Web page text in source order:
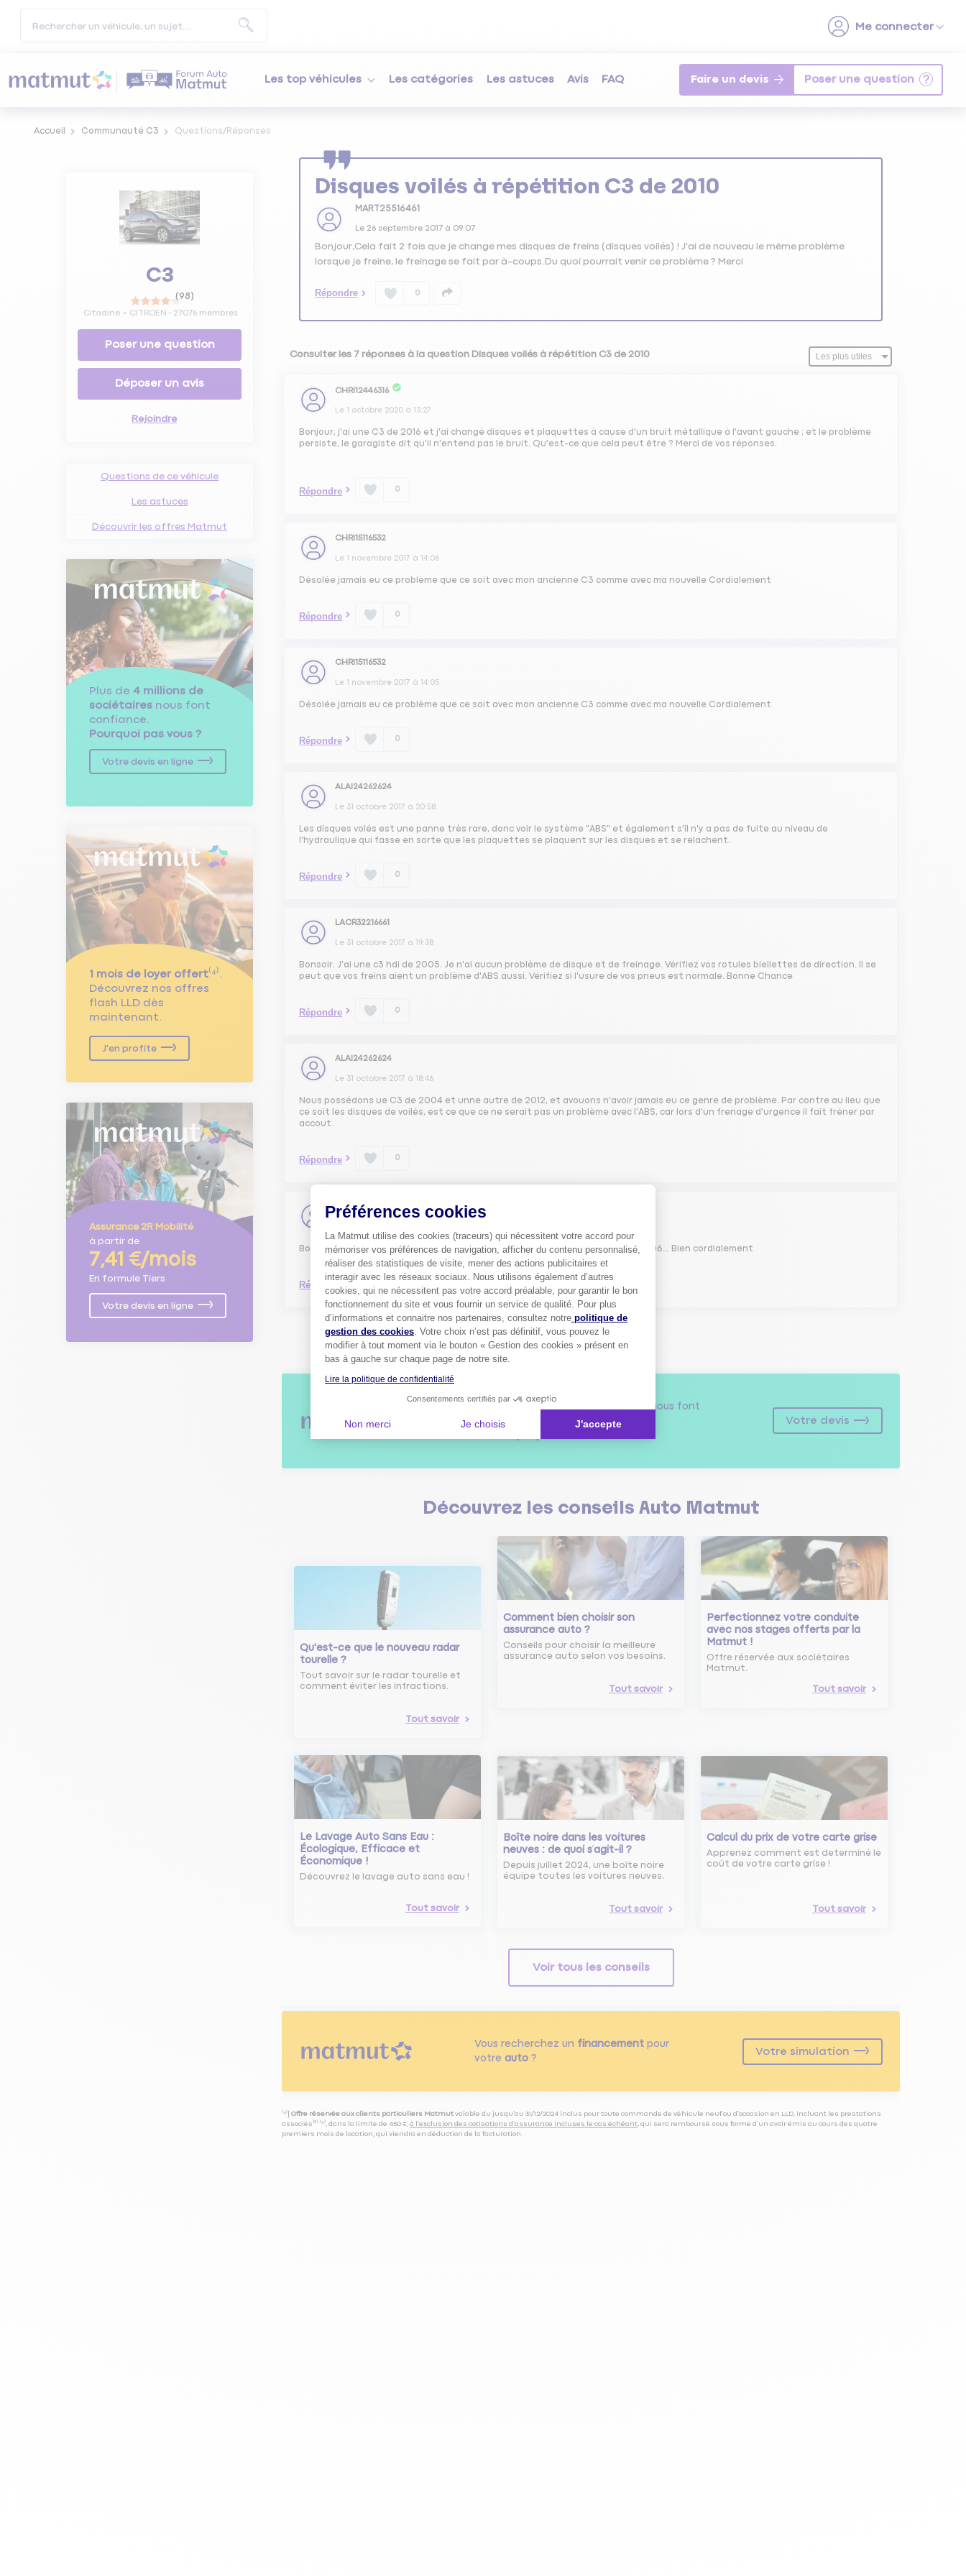
Les top véhicules Les catégories Les astuces Avis FAQ Faire un devis
Accueil Communauté C3 Questions/Réponses
C3
(98)
Citadine CITROEN - 27076membres
Poser une question
Déposer un avis
Rejoindre
Questions de ce véhicule
Les astuces
Découvrir les offres Matmut
Plus de 4 millions de
sociétaires nous font
confiance.
Pourquoi pas vous ?
Votre devis en ligne
1 mois de loyer offert⁽⁴⁾.
Découvrez nos offres
flash LLD dès
maintenant.
J'en profite
Assurance 2R Mobilité
à partir de
7,41 €/mois
En formule Tiers
Votre devis en ligne
Disques voilés à répétition C3 de 2010
MART25516461
Le 26 septembre 2017à 09:07
Bonjour,Cela fait 2 fois que je change mes disques de freins (disques voilés) ! J'ai de nouveau le même problème
lorsque je freine, le freinage se fait par à-coups.Du quoi pourrait venir ce problème ? Merci
Répondre 0
Consulter les 7 réponses à la question Disques voilés à répétition C3 de 2010
CHRI12446316
Le 1 octobre 2020 à 13:27
Bonjour, j'ai une C3 de 2016 et j'ai changé disques et plaquettes à cause d'un bruit métallique à l'avant gauche ; et le problème
persiste, le garagiste dit qu'il n'entend pas le bruit. Qu'est-ce que cela peut être ? Merci de vos réponses.
Répondre 0
CHRI15116532
Le 1 novembre 2017 à 14:06
Désolée jamais eu ce problème que ce soit avec mon ancienne C3 comme avec ma nouvelle Cordialement
Répondre 0
CHRI15116532
Le 1 novembre 2017 à 14:05
Désolée jamais eu ce problème que ce soit avec mon ancienne C3 comme avec ma nouvelle Cordialement
Répondre 0
ALAI24262624
Le 31 octobre 2017 à 20:58
Les disques volés est une panne très rare, donc voir le système "ABS" et également s'il n'y a pas de fuite au niveau de
l'hydraulique qui fasse en sorte que les plaquettes se plaquent sur les disques et se relachent.
Répondre 0
LACR32216661
Le 31 octobre 2017 à 19:38
Bonsoir. J'ai une c3 hdi de 2005. Je n'ai aucun problème de disque et de freinage. Vérifiez vos rotules biellettes de direction. Il se
peut que vos freins aient un problème d'ABS aussi. Vérifiez si l'usure de vos pneus est normale. Bonne Chance
Répondre 0
ALAI24262624
Le 31 octobre 2017 à 18:46
Nous possédons ue C3 de 2004 et unne autre de 2012, et avouons n'avoir jamais eu ce genre de problème. Par contre au lieu que
ce soit les disques de voilés, est ce que ce ne serait pas un problème avec l'ABS, car lors d'un frenage d'urgence il fait fréner par
accout.
Répondre 0
JY.T21612242
Bonjour Non je n ai pas rencontré ce soucis avec ma C3 essence 1.4 75cv de 2006... Bien cordialement
Répondre 0
Plus de 4 millions de sociétaires
nous font
confiance.
Votre devis
Découvrez les conseils Auto Matmut
Qu'est-ce que le nouveau radar
tourelle ?
Tout savoir sur le radar tourelle et
comment éviter les infractions.
Tout savoir
Comment bien choisir son
assurance auto ?
Conseils pour choisir la meilleure
assurance auto selon vos besoins.
Tout savoir
Perfectionnez votre conduite
avec nos stages offerts par la
Matmut !
Offre réservée aux sociétaires
Matmut.
Tout savoir
Le Lavage Auto Sans Eau :
Écologique, Efficace et
Économique !
Découvrez le lavage auto sans eau !
Tout savoir
Boîte noire dans les voitures
neuves : de quoi s’agit-il ?
Depuis juillet 2024, une boîte noire
équipe toutes les voitures neuves.
Tout savoir
Calcul du prix de votre carte grise
Apprenez comment est determiné le
coût de votre carte grise !
Tout savoir
Voir tous les conseils
Vous recherchez un financementpour
votre auto?
Votre simulation
⁽⁴⁾| Offre réservée aux clients particuliers Matmut valable du jusqu’au 31/12/2024 inclus pour toute commande de véhicule neuf ou d’occasion en LLD, incluant les prestations
associés⁽³⁾ ⁽⁵⁾, dans la limite de 450 €, à l’exclusion des cotisations d’assurance incluses le cas échéant, qui sera remboursé sous forme d’un avoir émis au cours des quatre
premiers mois de location, qui viendra en déduction de la facturation.
Préférences cookies
La Matmut utilise des cookies (traceurs) qui nécessitent votre accord pour
mémoriser vos préférences de navigation, afficher du contenu personnalisé,
réaliser des statistiques de visite, mener des actions publicitaires et
interagir avec les réseaux sociaux. Nous utilisons également d’autres
cookies, qui ne nécessitent pas votre accord préalable, pour garantir le bon
fonctionnement du site et vous fournir un service de qualité. Pour plus
d’informations et connaitre nos partenaires, consultez notre politique de
gestion des cookies . Votre choix n’est pas définitif, vous pouvez le
modifier à tout moment via le bouton « Gestion des cookies » présent en
bas à gauche sur chaque page de notre site.
Lire la politique de confidentialité
Consentements certifiés par
Non merci Je choisis J'accepte
Axeptio consent